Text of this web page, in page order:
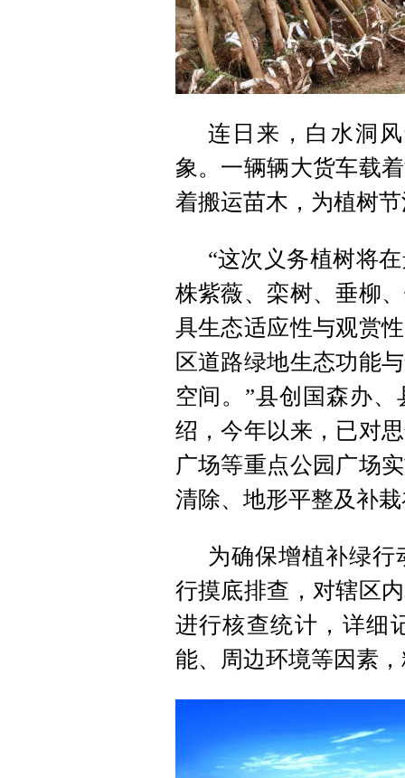
连日来，白水洞
象。一辆辆大货车载
着搬运苗木，为植树
“这次义务植树将
株紫薇、栾树、垂柳
具生态适应性与观赏
区道路绿地生态功能
空间。”县创国森办
绍，今年以来，已对
广场等重点公园广场
清除、地形平整及补
为确保增植补绿
行摸底排查，对辖区
进行核查统计，详细
能、周边环境等因素